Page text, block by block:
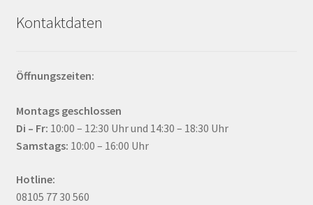
Kontaktdaten
Öffnungszeiten:
Montags geschlossen
Di – Fr: 10:00 – 12:30 Uhr und 14:30 – 18:30 Uhr
Samstags: 10:00 – 16:00 Uhr
Hotline:
08105 77 30 560